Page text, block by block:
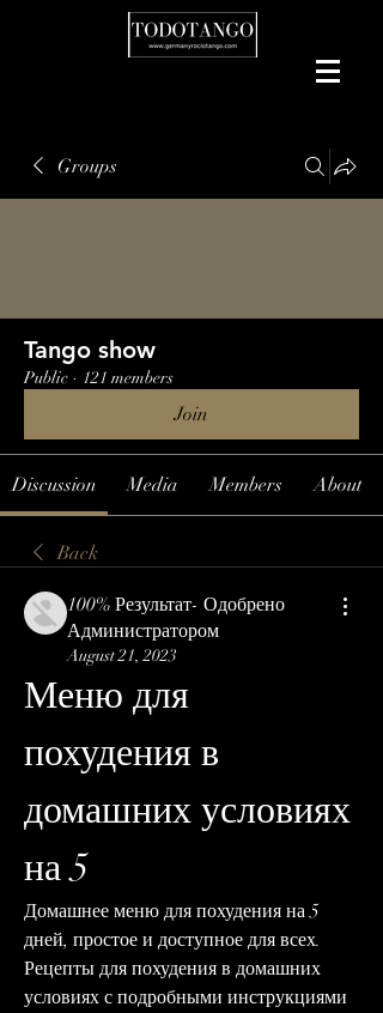
Groups
Tango show
Public · 121 members
Join
Discussion Media Members About
Back
100% Результат- Одобрено
Администратором
August 21, 2023
Меню для
похудения в
домашних условиях
на 5
Домашнее меню для похудения на 5
дней, простое и доступное для всех.
Рецепты для похудения в домашних
условиях с подробными инструкциями